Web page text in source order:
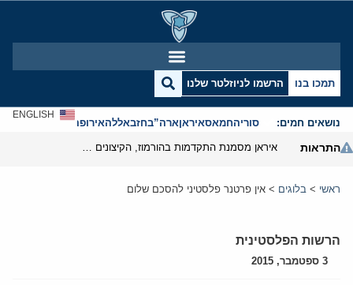
תמכו בנו הרשמו לניוזלטר שלנו
נושאים חמים: סוריהחמאסאיראןארה”בחזבאללהאירופהאנטישמיות
ENGLISH
התראות
ראשי > בלוגים > אין פרטנר פלסטיני להסכם שלום
הרשות הפלסטינית
3 ספטמבר, 2015